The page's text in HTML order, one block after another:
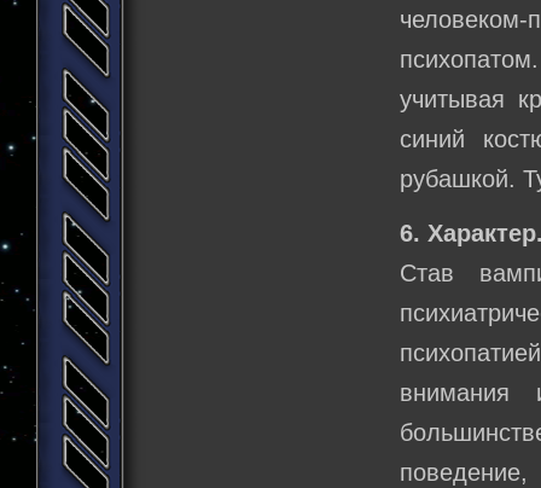
учитывая
синий
рубашкой.
6.
Став
внимания